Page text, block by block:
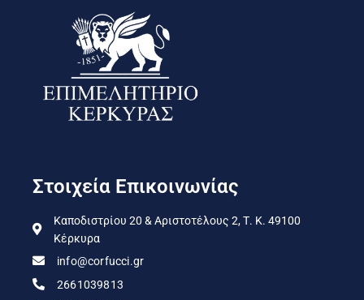
Στοιχεία Επικοινωνίας
Καποδιστρίου 20 & Αριστοτέλους 2, Τ. Κ. 49100
Κέρκυρα
info@corfucci.gr
2661039813